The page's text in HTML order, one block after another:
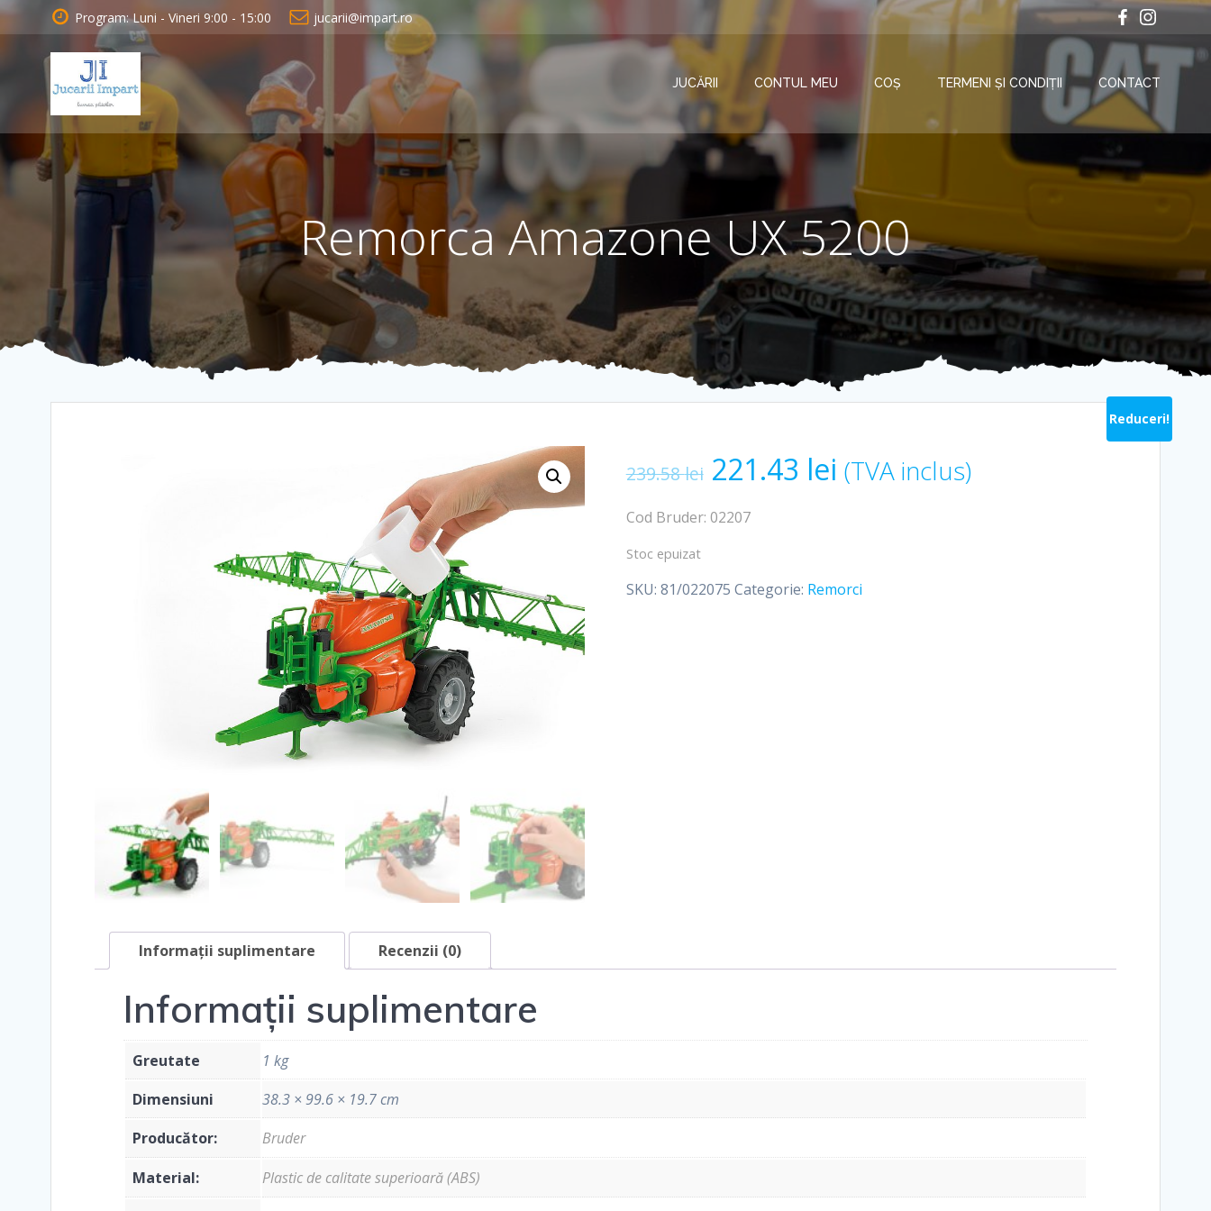
Skip
to
content
Program: Luni - Vineri 9:00 - 15:00 jucarii@impart.ro
JUCĂRII CONTUL MEU COȘ TERMENI ȘI CONDIȚII CONTACT
Remorca Amazone UX 5200
Reduceri!
239.58lei Prețul
inițial
fost:
221.43 lei Prețul
221.43 lei.
(TVA inclus)
Cod Bruder: 02207
Stoc epuizat
SKU: 81/022075 Categorie: Remorci
Informații suplimentare Recenzii (0)
Informații suplimentare
Greutate
1 kg
Dimensiuni
38.3 × 99.6 × 19.7 cm
Producător:
Bruder
Material:
Plastic de calitate superioară (ABS)